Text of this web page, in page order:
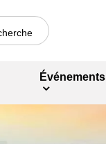
Événements